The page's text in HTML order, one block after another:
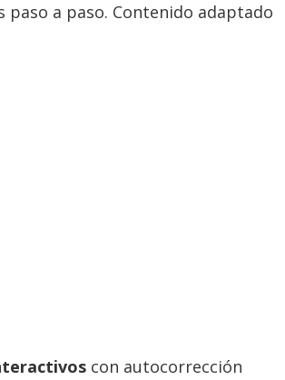
a paso. Contenido adaptado
con autocorrección